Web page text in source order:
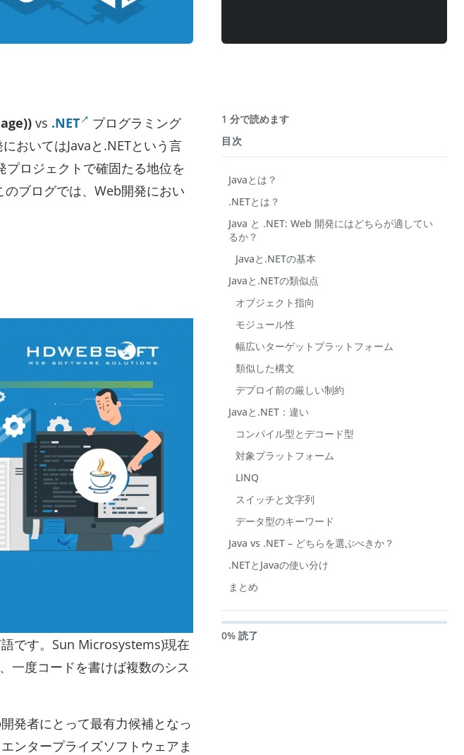
vs .NET
プログラミング
おいてはJavaと.NETという言
ロジェクトで確固たる地位を
ブログでは、Web開発におい
です。Sun Microsystems)現在
一度コードを書けば複数のシス
発者にとって最有力候補となっ
ンタープライズソフトウェアま
1 分で読めます
目次
Javaとは？
.NETとは？
Java と .NET: Web 開発にはどちらが適してい
るか？
Javaと.NETの基本
Javaと.NETの類似点
オブジェクト指向
モジュール性
幅広いターゲットプラットフォーム
類似した構文
デプロイ前の厳しい制約
Javaと.NET：違い
コンパイル型とデコード型
対象プラットフォーム
LINQ
スイッチと文字列
データ型のキーワード
Java vs .NET – どちらを選ぶべきか？
.NETとJavaの使い分け
まとめ
0% 読了